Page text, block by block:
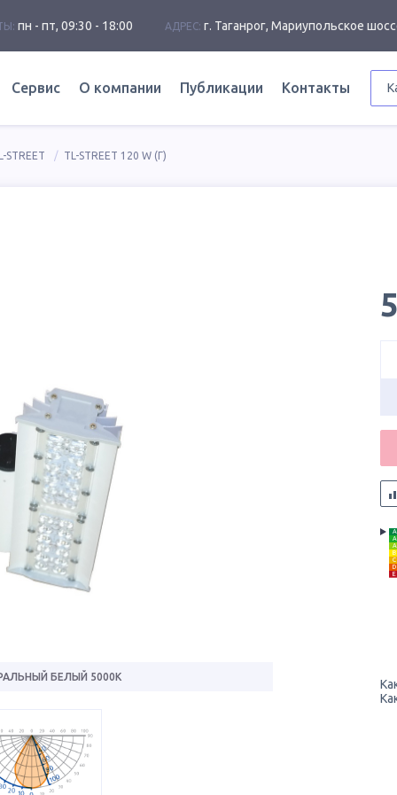
пн - пт, 09:30 - 18:00 АДРЕС: г. Таганрог, Мариупольское
Сервис О компании Публикации Контакты
STREET TL-STREET 120 W (Г)
БЕЛЫЙ 5000К
A
B
C
D
E